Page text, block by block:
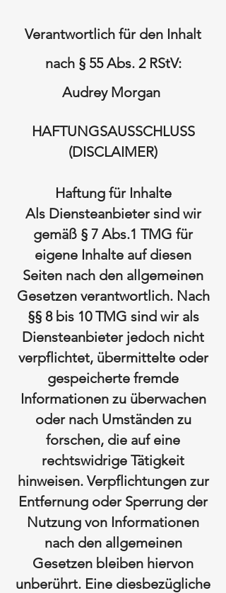
Verantwortlich für den Inhalt
nach § 55 Abs. 2 RStV:
Audrey Morgan
HAFTUNGSAUSSCHLUSS
(DISCLAIMER)
Haftung für Inhalte
Als Diensteanbieter sind wir
gemäß § 7 Abs.1 TMG für
eigene Inhalte auf diesen
Seiten nach den allgemeinen
Gesetzen verantwortlich. Nach
§§ 8 bis 10 TMG sind wir als
Diensteanbieter jedoch nicht
verpflichtet, übermittelte oder
gespeicherte fremde
Informationen zu überwachen
oder nach Umständen zu
forschen, die auf eine
rechtswidrige Tätigkeit
hinweisen. Verpflichtungen zur
Entfernung oder Sperrung der
Nutzung von Informationen
nach den allgemeinen
Gesetzen bleiben hiervon
unberührt. Eine diesbezügliche